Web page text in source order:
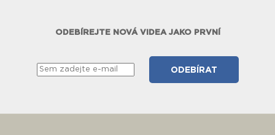
ODEBÍREJTE NOVÁ VIDEA JAKO PRVNÍ